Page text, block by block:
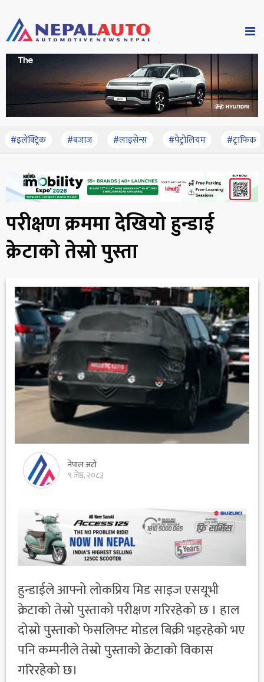
#इलेक्ट्रिक #बजाज #लाइसेन्स #पेट्रोलियम #ट्राफिक
परीक्षण क्रममा देखियो हुन्डाई
क्रेटाको तेस्रो पुस्ता
नेपाल अटो
९ जेष्ठ, २०८३
हुन्डाईले आफ्नो लोकप्रिय मिड साइज एसयूभी
क्रेटाको तेस्रो पुस्ताको परीक्षण गरिरहेको छ । हाल
दोस्रो पुस्ताको फेसलिफ्ट मोडल बिक्री भइरहेको भए
पनि कम्पनीले तेस्रो पुस्ताको क्रेटाको विकास
गरिरहेको छ।